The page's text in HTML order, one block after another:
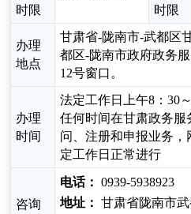
时限
时限
办理
地点
甘肃省-陇南市-武都区
都区-陇南市政府政务服
12号窗口。
办理
时间
法定工作日上午8：30
任何时间在甘肃政务
问、注册和申报业务
定工作日正常进行
咨询
电话： 0939-5938923
地址： 甘肃省陇南市